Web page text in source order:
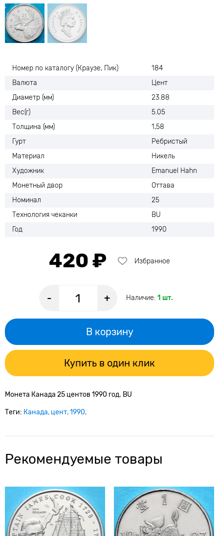
Номер по каталогу (Краузе, Пик)
184
Валюта
Цент
Диаметр (мм)
23.88
Вес(г)
5.05
Толщина (мм)
1,58
Гурт
Ребристый
Материал
Никель
Художник
Emanuel Hahn
Монетный двор
Оттава
Номинал
25
Технология чеканки
BU
Год
1990
420 ₽ Избранное
- + Наличие: 1 шт.
В корзину
Купить в один клик
Монета Канада 25 центов 1990 год. BU
Теги: Канада цент 1990
Рекомендуемые товары